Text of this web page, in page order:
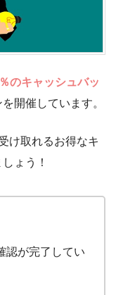
のキャッシュバッ
開催しています。
け取れるお得なキ
ょう！
認が完了してい